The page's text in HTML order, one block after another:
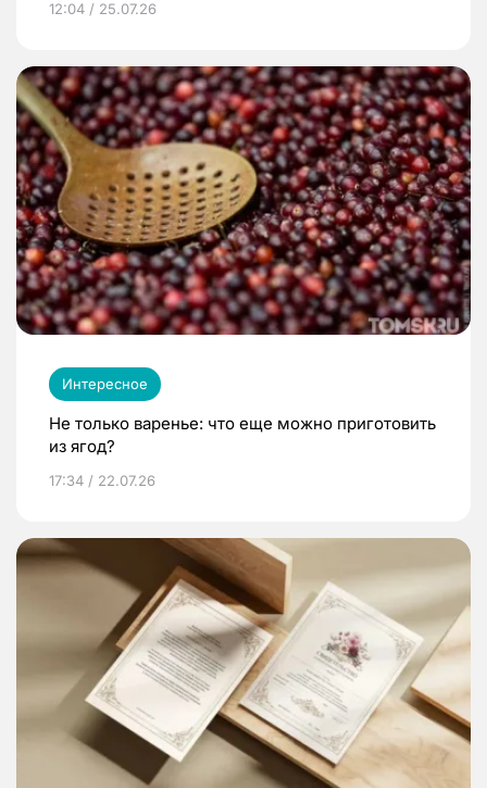
12:04 / 25.07.26
Интересное
Не только варенье: что еще можно приготовить
из ягод?
17:34 / 22.07.26